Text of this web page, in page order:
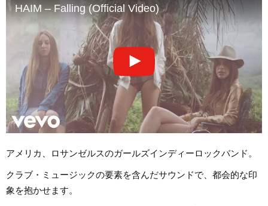
HAIM – Falling (Official Video)
アメリカ、ロサンゼルスのガールズインディーロックバンド。
クラブ・ミュージックの要素を含んだサウンドで、都会的な印
象を抱かせます。